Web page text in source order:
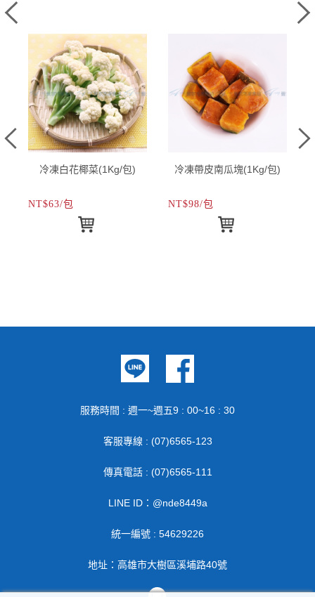
冷凍白花椰菜(1Kg/包)
NT$63/包
冷凍帶皮南瓜塊(1Kg/包)
NT$98/包
服務時間 : 週一~週五9 : 00~16 : 30
客服專線 : (07)6565-123
傳真電話 : (07)6565-111
LINE ID：@nde8449a
統一編號 : 54629226
地址：高雄市大樹區溪埔路40號